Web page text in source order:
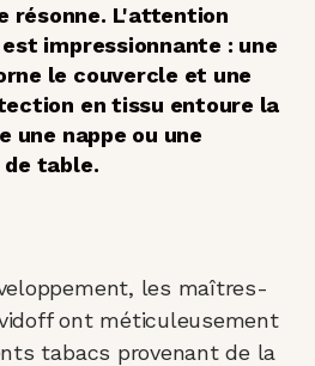
résonne. L'attention
impressionnante : une
le couvercle et une
en tissu entoure la
une nappe ou une
table.
les maîtres-
ont méticuleusement
tabacs provenant de la